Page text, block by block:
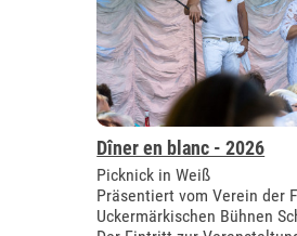
Dîner en blanc - 2026
Picknick in Weiß
Präsentiert vom Verein der
Uckermärkischen Bühnen